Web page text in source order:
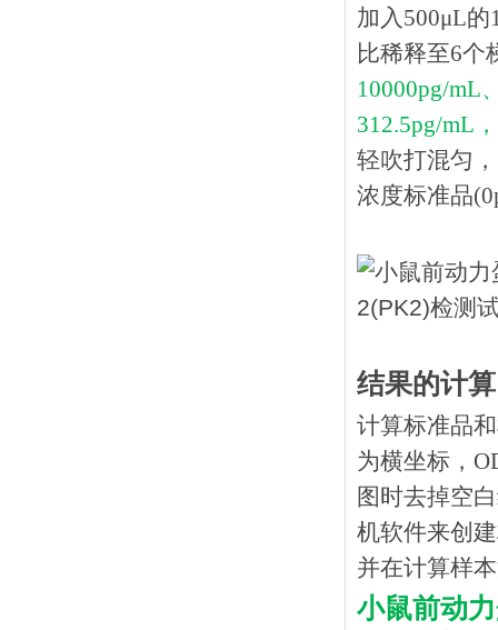
加入500μL
比稀释至6个
10000pg/mL
312.5pg/mL，
轻吹打混匀
浓度标准品
结果的计算
计算标准品
为横坐标，
图时去掉空
机软件来创
并在计算样
小鼠前动